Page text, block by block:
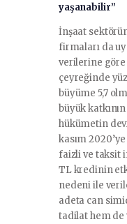
yaşanabilir”
İnşaat
firmaları da
verilerine göre
çeyreğinde
büyüme 5,7
büyük
hükümetin
kasım
faizli ve taksit
TL kredinin
nedeni ile
adeta can
tadilat hem de